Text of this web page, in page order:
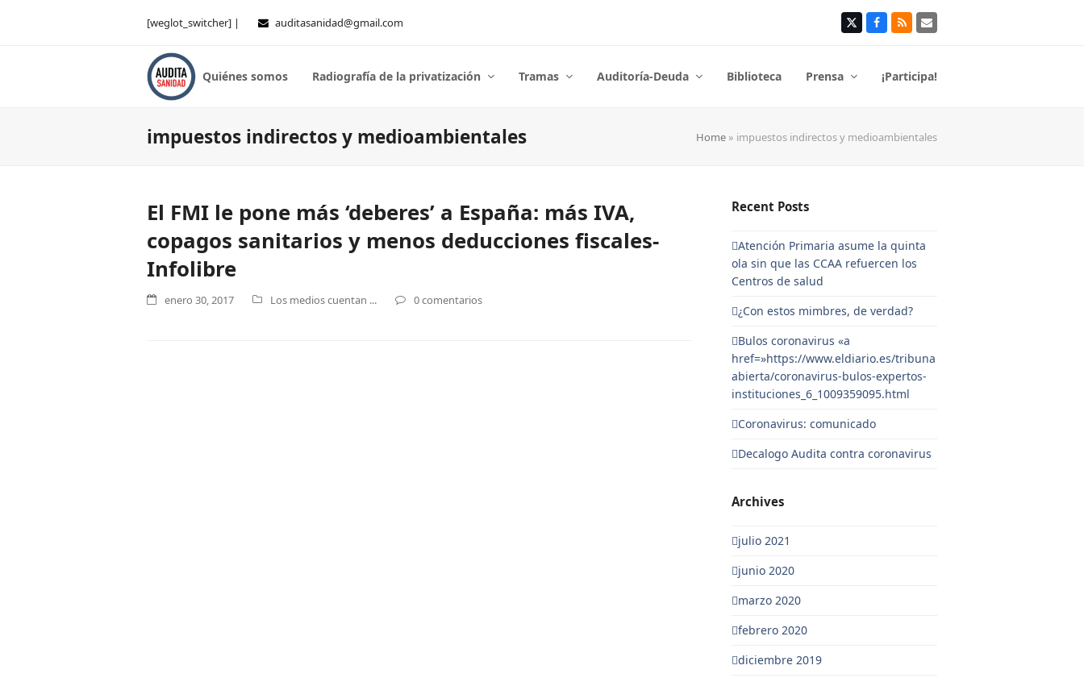
[weglot_switcher] | auditasanidad@gmail.com TwitterFacebook
RSS Correo
Quiénes somos Radiografía de la privatización Tramas Auditoría-Deuda Biblioteca Prensa ¡Participa!
impuestos indirectos y medioambientales Home » impuestos indirectos y medioambientales
El FMI le pone más ‘deberes’ a España: más IVA,
copagos sanitarios y menos deducciones fiscales-
Infolibre
enero 30, 2017 Los medios cuentan ... 0 comentarios
Recent Posts
Atención Primaria asume la quinta
ola sin que las CCAA refuercen los
Centros de salud
¿Con estos mimbres, de verdad?
Bulos coronavirus «a
href=»https://www.eldiario.es/tribuna
abierta/coronavirus-bulos-expertos-
instituciones_6_1009359095.html
Coronavirus: comunicado
Decalogo Audita contra coronavirus
Archives
julio 2021
junio 2020
marzo 2020
febrero 2020
diciembre 2019